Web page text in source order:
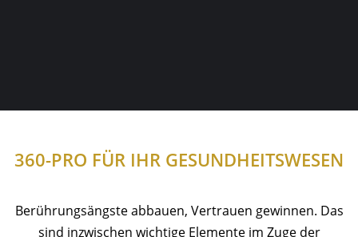
360-PRO FÜR IHR GESUNDHEITSWESEN
Berührungsängste abbauen, Vertrauen gewinnen. Das
sind inzwischen wichtige Elemente im Zuge der